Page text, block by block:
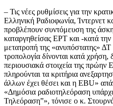
– Τις νέες ρυθμίσεις για την
Ελληνική Ραδιοφωνία, Ίντερνετ
προβλέπουν συντόμευση της
καταργηθείσας ΕΡΤ και -κατά
μετατροπή της «ανυπόστατης»
τροπολογία δίνονται κατά χρήση,
περιουσιακά στοιχεία της πρώην
πληρούνται τα κριτήρια
άλλων έχει θέσει και η EBU»
«Δημόσια ραδιοτηλεόραση
Τηλεόραση”», τόνισε ο κ.